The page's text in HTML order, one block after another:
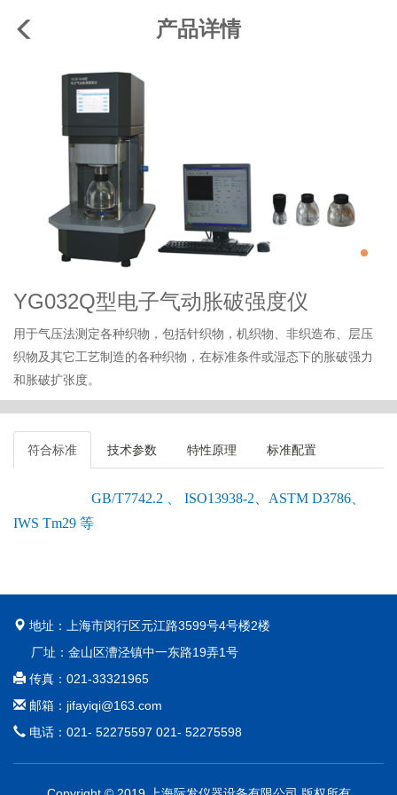
产品详情
YG032Q型电子气动胀破强度仪
用于气压法测定各种织物，包括针织物，机织物、非织造布、层压
织物及其它工艺制造的各种织物，在标准条件或湿态下的胀破强力
和胀破扩张度。
符合标准 技术参数 特性原理 标准配置
GB/T7742.2 、 ISO13938-2、ASTM D3786、
IWS Tm29 等
地址：上海市闵行区元江路3599号4号楼2楼
厂址：金山区漕泾镇中一东路19弄1号
传真：021-33321965
邮箱：jifayiqi@163.com
电话：021- 52275597 021- 52275598